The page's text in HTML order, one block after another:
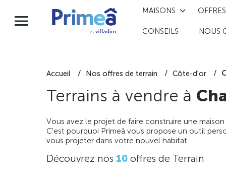
MAISONS OFFRES
CONSEILS NOUS
Accueil Nos offres de terrain Côte-d'or
Terrains à vendre à
Vous avez le projet de faire construire une
C'est pourquoi Primeâ vous propose un outil
vous projeter dans votre nouvel habitat.
Découvrez nos 10 offres de Terrain